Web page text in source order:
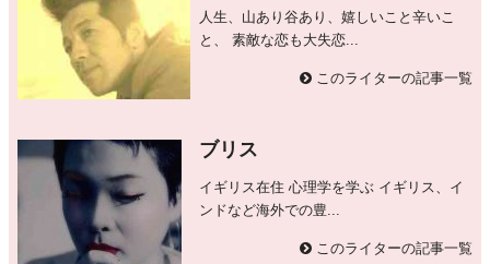
人生、山あり谷あり、嬉しいこと辛いこ
と、 素敵な恋も大失恋...
このライターの記事一覧
ブリス
イギリス在住 心理学を学ぶ イギリス、イ
ンドなど海外での豊...
このライターの記事一覧